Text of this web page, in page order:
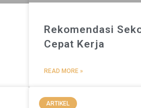
Rekomendasi
Cepat Kerja
READ MORE »
ARTIKEL